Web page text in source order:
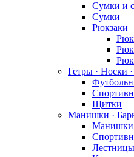
Сумки и
Сумки
Рюкзаки
Гетры · Носки
Щитки
Манишки ·
Манишки